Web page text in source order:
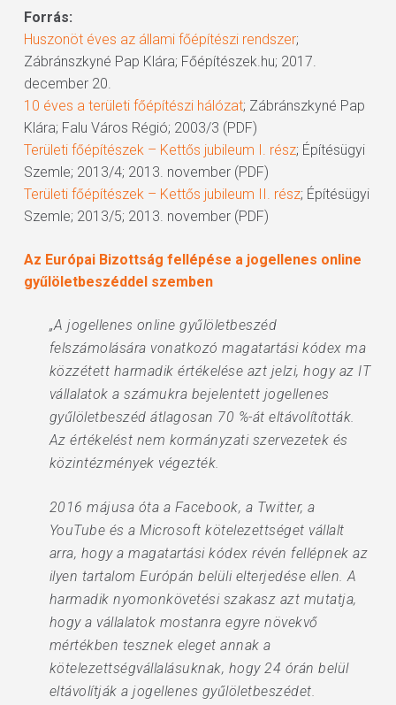
Forrás:
Huszonöt éves az állami főépítészi rendszer;
Zábránszkyné Pap Klára; Főépítészek.hu; 2017.
december 20.
10 éves a területi főépítészi hálózat; Zábránszkyné Pap
Klára; Falu Város Régió; 2003/3 (PDF)
Területi főépítészek – Kettős jubileum I. rész; Építésügyi
Szemle; 2013/4; 2013. november (PDF)
Területi főépítészek – Kettős jubileum II. rész; Építésügyi
Szemle; 2013/5; 2013. november (PDF)
Az Európai Bizottság fellépése a jogellenes online
gyűlöletbeszéddel szemben
„A jogellenes online gyűlöletbeszéd
felszámolására vonatkozó magatartási kódex ma
közzétett harmadik értékelése azt jelzi, hogy az IT
vállalatok a számukra bejelentett jogellenes
gyűlöletbeszéd átlagosan 70 %-át eltávolították.
Az értékelést nem kormányzati szervezetek és
közintézmények végezték.
2016 májusa óta a Facebook, a Twitter, a
YouTube és a Microsoft kötelezettséget vállalt
arra, hogy a magatartási kódex révén fellépnek az
ilyen tartalom Európán belüli elterjedése ellen. A
harmadik nyomonkövetési szakasz azt mutatja,
hogy a vállalatok mostanra egyre növekvő
mértékben tesznek eleget annak a
kötelezettségvállalásuknak, hogy 24 órán belül
eltávolítják a jogellenes gyűlöletbeszédet.